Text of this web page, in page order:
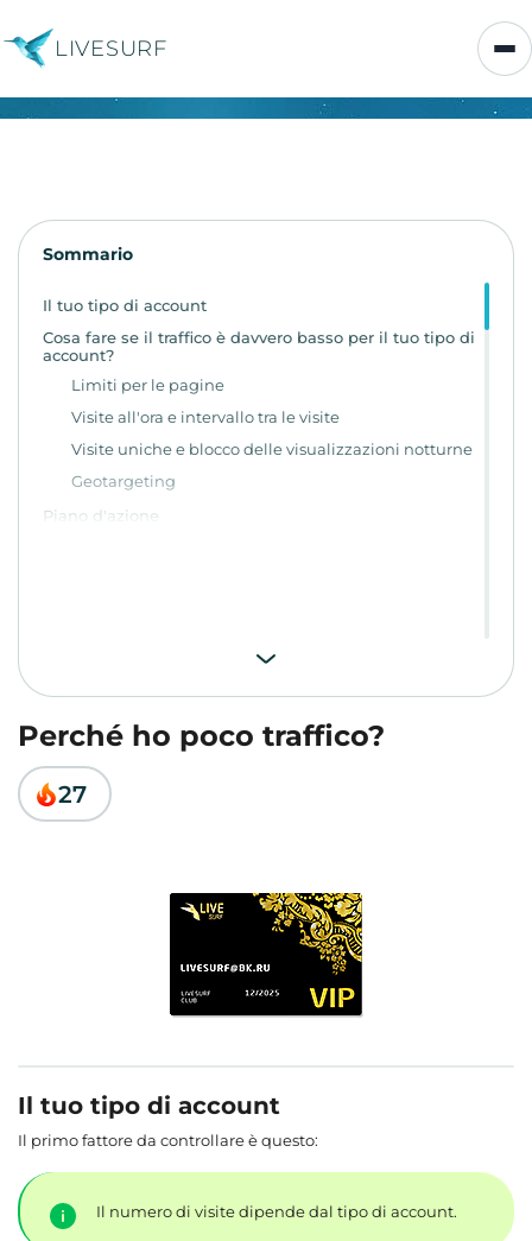
LIVESURF
Sommario
Il tuo tipo di account
Cosa fare se il traffico è davvero basso per il tuo tipo di
account?
Limiti per le pagine
Visite all'ora e intervallo tra le visite
Visite uniche e blocco delle visualizzazioni notturne
Geotargeting
Piano d'azione
Perché ho poco traffico?
27
Il tuo tipo di account
Il primo fattore da controllare è questo:
Il numero di visite dipende dal tipo di account.